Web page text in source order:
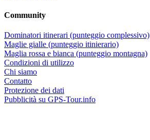
Community
Dominatori itinerari (punteggio complessivo)
Maglie gialle (punteggio itinierario)
Maglia rossa e bianca (punteggio montagna)
Condizioni di utilizzo
Chi siamo
Contatto
Protezione dei dati
Pubblicità su GPS-Tour.info